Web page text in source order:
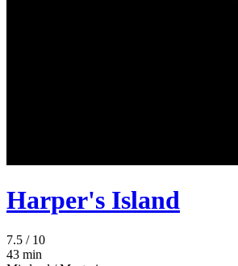
Harper's Island
7.5 / 10
43 min